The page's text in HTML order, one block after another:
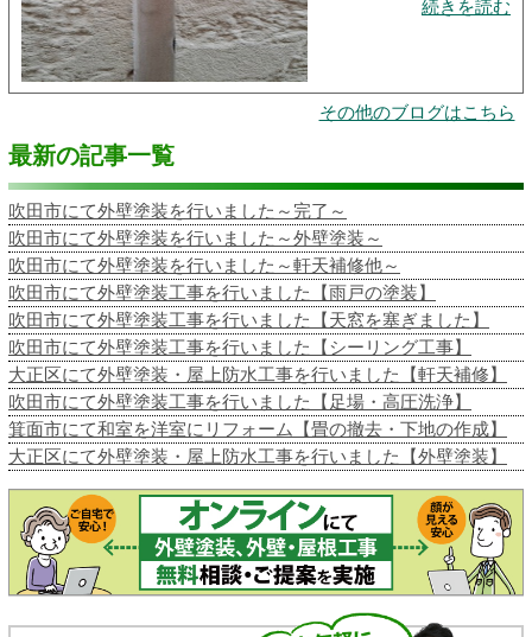
続きを読む
その他のブログはこちら
最新の記事一覧
吹田市にて外壁塗装を行いました～完了～
吹田市にて外壁塗装を行いました～外壁塗装～
吹田市にて外壁塗装を行いました～軒天補修他～
吹田市にて外壁塗装工事を行いました【雨戸の塗装】
吹田市にて外壁塗装工事を行いました【天窓を塞ぎました】
吹田市にて外壁塗装工事を行いました【シーリング工事】
大正区にて外壁塗装・屋上防水工事を行いました【軒天補修】
吹田市にて外壁塗装工事を行いました【足場・高圧洗浄】
箕面市にて和室を洋室にリフォーム【畳の撤去・下地の作成】
大正区にて外壁塗装・屋上防水工事を行いました【外壁塗装】